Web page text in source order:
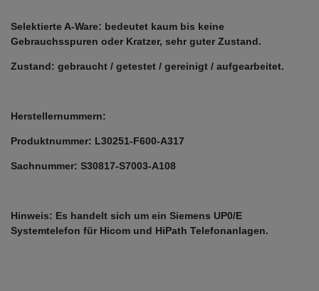
Selektierte A-Ware: bedeutet kaum bis keine
Gebrauchsspuren oder Kratzer, sehr guter Zustand.
Zustand: gebraucht / getestet / gereinigt / aufgearbeitet.
Herstellernummern:
Produktnummer: L30251-F600-A317
Sachnummer: S30817-S7003-A108
Hinweis: Es handelt sich um ein Siemens UP0/E
Systemtelefon für Hicom und HiPath Telefonanlagen.